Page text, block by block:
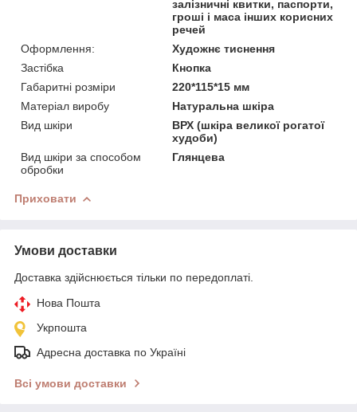
залізничні квитки, паспорти,
гроші і маса інших корисних
речей
Оформлення:
Художнє тиснення
Застібка
Кнопка
Габаритні розміри
220*115*15 мм
Матеріал виробу
Натуральна шкіра
Вид шкіри
ВРХ (шкіра великої рогатої
худоби)
Вид шкіри за способом
обробки
Глянцева
Приховати
Умови доставки
Доставка здійснюється тільки по передоплаті.
Нова Пошта
Укрпошта
Адресна доставка по Україні
Всі умови доставки